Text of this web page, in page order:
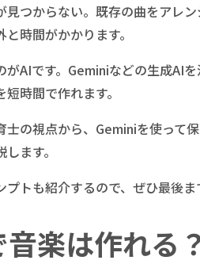
見つからない。既存の曲をアレ
時間がかかります。
がAIです。Geminiなどの生成AI
時間で作れます。
士の視点から、Geminiを使って
ます。
トも紹介するので、ぜひ最後ま
楽は作れる？